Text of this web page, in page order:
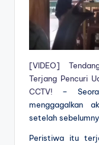
[VIDEO]
Terjang Pencuri
CCTV! –
menggagalkan
setelah
Peristiwa itu